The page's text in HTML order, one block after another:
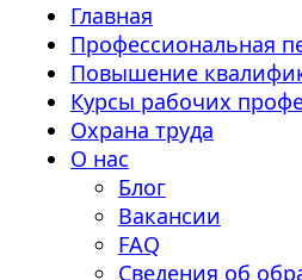
Главная
Профессиональная
Повышение
Курсы рабочих
Охрана труда
О нас
Блог
Вакансии
FAQ
Сведения об